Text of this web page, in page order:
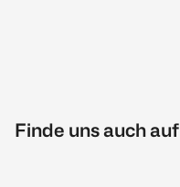
Finde uns auch auf